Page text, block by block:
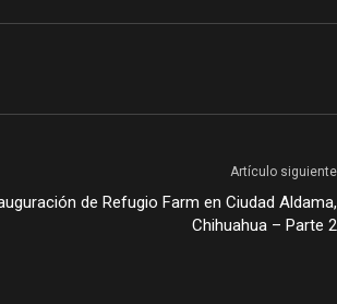
Artículo siguiente
de Refugio Farm en Ciudad Aldama,
Chihuahua – Parte 2